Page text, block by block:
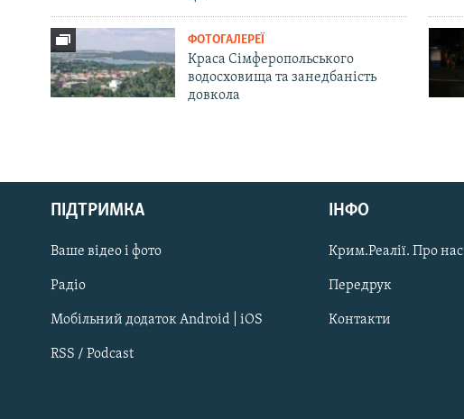
Русский
Qırımtatar
ДОЛУЧАЙСЯ!
ФОТОГАЛЕРЕЇ
Краса Сімферопольського
водосховища та занедбаність
довкола
ПІДТРИМКА
Ваше відео і фото
Радіо
Мобільний додаток Android | iOS
RSS / Podcast
ІНФО
Крим.Реалії. Про нас
Передрук
Контакти